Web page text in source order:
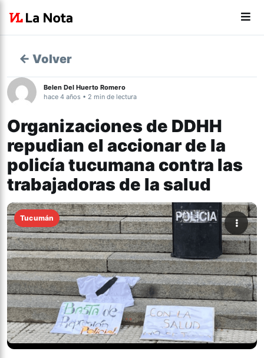
← Volver
Belen Del Huerto Romero
hace 4 años • 2 min de lectura
Organizaciones de DDHH
repudian el accionar de la
policía tucumana contra las
trabajadoras de la salud
Tucumán